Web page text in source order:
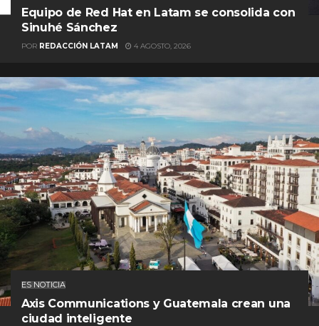
Equipo de Red Hat en Latam se consolida con
Sinuhé Sánchez
POR REDACCIÓN LATAM 4 AGOSTO, 2026
ES NOTICIA
Axis Communications y Guatemala crean una
ciudad inteligente